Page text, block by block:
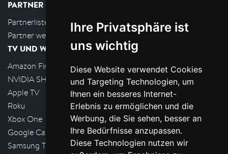
Ihre Privatsphäre ist
uns wichtig
Diese Website verwendet Cookies
und Targeting Technologien, um
Ihnen ein besseres Internet-
Erlebnis zu ermöglichen und die
Werbung, die Sie sehen, besser an
Ihre Bedürfnisse anzupassen.
Diese Technologien nutzen wir
PARTNER
Partnerliste
Partner werden
TV UND WOHNZIMMER
Amazon FireTV
NVIDIA SHIELD, Google TV
Apple TV
Roku
Xbox One
Google Cast
Samsung TV